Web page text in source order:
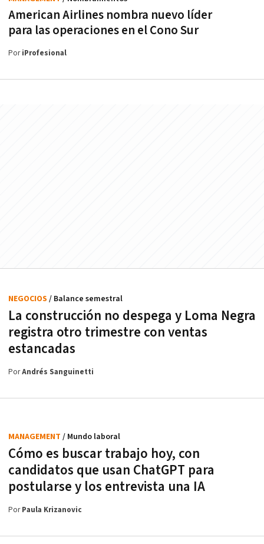
American Airlines nombra nuevo líder
para las operaciones en el Cono Sur
PoriProfesional
La construcción no despega y Loma Negra
registra otro trimestre con ventas
estancadas
NEGOCIOS / Balance semestral
PorAndrés Sanguinetti
Cómo es buscar trabajo hoy, con
candidatos que usan ChatGPT para
postularse y los entrevista una IA
MANAGEMENT / Mundo laboral
PorPaula Krizanovic